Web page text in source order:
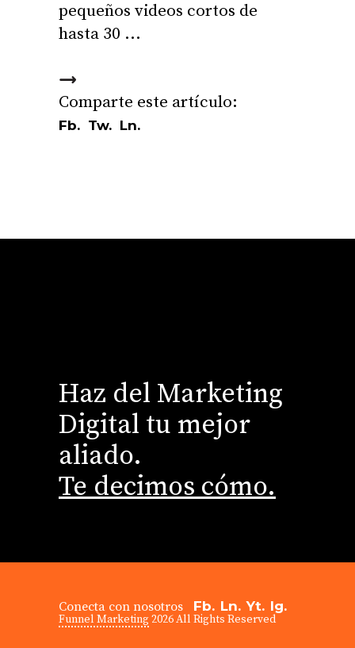
pequeños videos cortos de
hasta 30
Fb. Tw. Ln.
Haz del Marketing
Digital tu mejor
aliado.
Te decimos cómo.
Conecta con nosotros Fb. Ln. Yt. Ig.
Funnel Marketing2026 All Rights Reserved